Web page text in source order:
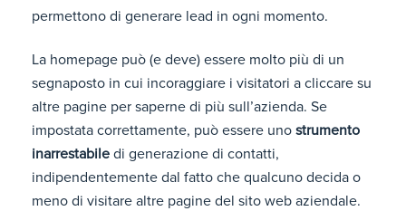
permettono di generare lead in ogni momento.
La homepage può (e deve) essere molto più di un
segnaposto in cui incoraggiare i visitatori a cliccare su
altre pagine per saperne di più sull’azienda. Se
impostata correttamente, può essere uno strumento
inarrestabile di generazione di contatti,
indipendentemente dal fatto che qualcuno decida o
meno di visitare altre pagine del sito web aziendale.